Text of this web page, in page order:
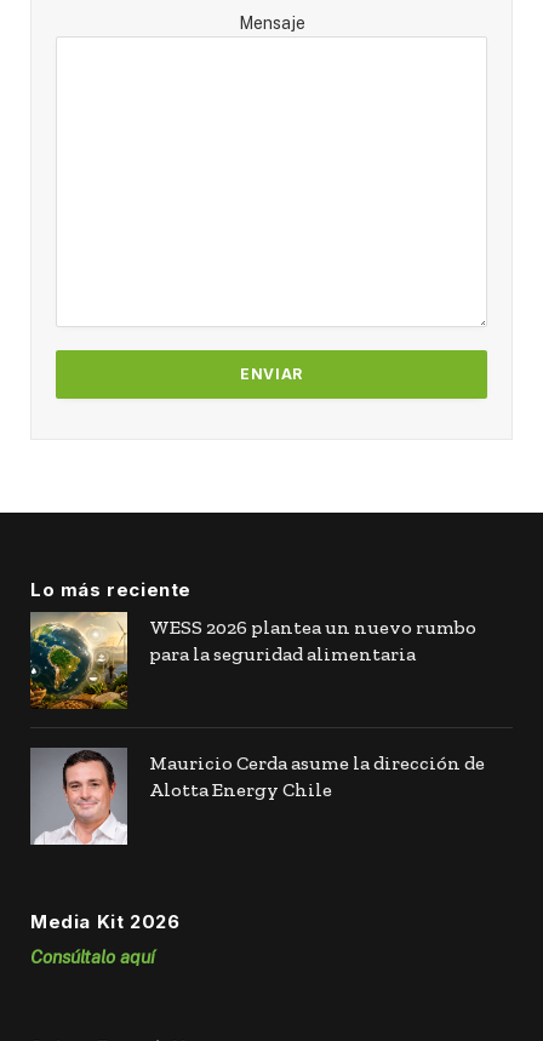
Mensaje
Lo más reciente
WESS 2026 plantea un nuevo rumbo
para la seguridad alimentaria
Mauricio Cerda asume la dirección de
Alotta Energy Chile
Media Kit 2026
Consúltalo aquí